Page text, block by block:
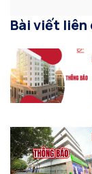
Bài viết liên